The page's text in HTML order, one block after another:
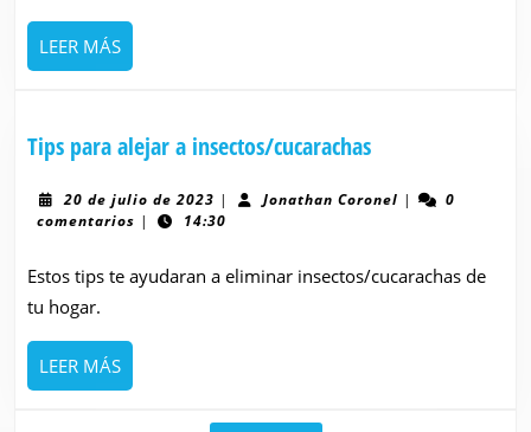
LEER MÁSLEER
MÁS
Tips para alejar a insectos/cucarachasTips
alejar
20 de julio de 2023 20
de
2023
| Jonathan CoronelJonathan
|
0
comentarios | 14:30
Estos tips te ayudaran a eliminar insectos/cucarachas de
tu hogar.
LEER MÁSLEER
MÁS